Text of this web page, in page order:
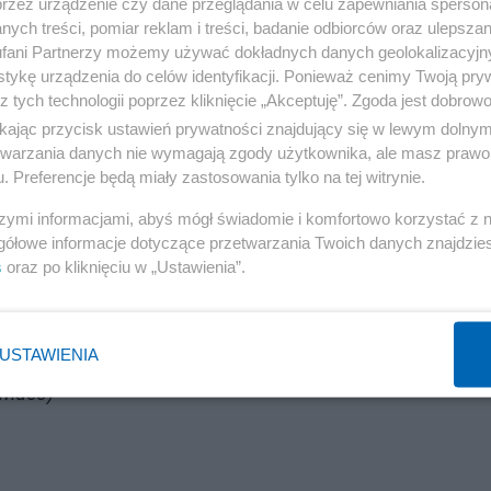
skomplikowana. To polityk, który nieznacznie
Andrzejem Dudą. Faktycznie jest w USA,
bo jest prezydentem stolicy, która przyjęła najwięcej
na prezydenta. Donald Tusk powiedział
w przypadku Marka Magierowskiego
w USA, wcześniej był w Izraelu. Do tego jest
z Waszyngtonem. Natomiast bardzo ciekawe jest,
a nie na przykład Mateusza Morawieckiego.
do tej kandydatury nie przywiązywał. Pamiętamy, gdy
Tomasza Lisa. I to mu bynajmniej nie pomogło.
przez informacje o rzekomym kandydowaniu
treści, pomiar reklam i treści, badanie odbiorców oraz
Partnerzy możemy używać dokładnych danych
urządzenia do celów identyfikacji. Ponieważ cenimy Twoją
tych technologii poprzez kliknięcie „Akceptuję”. Zgoda jest
przycisk ustawień prywatności znajdujący się w lewym
danych nie wymagają zgody użytkownika, ale masz
Preferencje będą miały zastosowania tylko na tej witrynie.
informacjami, abyś mógł świadomie i komfortowo korzystać z
informacje dotyczące przetwarzania Twoich danych
oraz po kliknięciu w „Ustawienia”.
USTAWIENIA